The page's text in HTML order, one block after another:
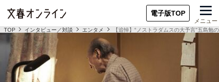
電子版TOP
メニュー
TOP インタビュー／対談 エンタメ 【追悼】“ノストラダムスの大予言”五島